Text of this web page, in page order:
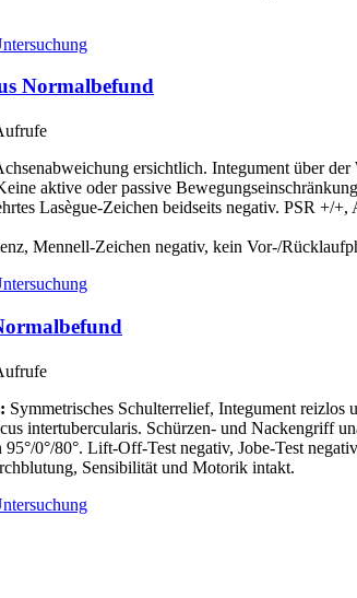
Normalbefund
ersichtlich. Integument über
aktive oder passive
Lasègue-Zeichen beidseits negativ. PSR
Mennell-Zeichen negativ, kein Vor-/
Symmetrisches Schulterrelief, Integument
intertubercularis. Schürzen- und Nackengriff
0°/80°. Lift-Off-Test negativ, Jobe-Test
Sensibilität und Motorik intakt.